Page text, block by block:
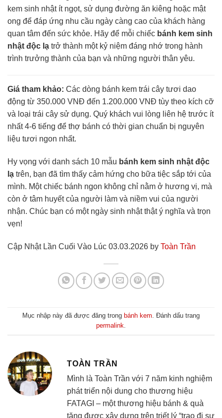
kem sinh nhật ít ngọt, sử dụng đường ăn kiêng hoặc mật
ong để đáp ứng nhu cầu ngày càng cao của khách hàng
quan tâm đến sức khỏe. Hãy để mỗi chiếc bánh kem sinh
nhật độc lạ trở thành một kỷ niệm đáng nhớ trong hành
trình trưởng thành của bạn và những người thân yêu.
Giá tham khảo: Các dòng bánh kem trái cây tươi dao
động từ 350.000 VNĐ đến 1.200.000 VNĐ tùy theo kích cỡ
và loại trái cây sử dụng. Quý khách vui lòng liên hệ trước ít
nhất 4-6 tiếng để thợ bánh có thời gian chuẩn bị nguyên
liệu tươi ngon nhất.
Hy vọng với danh sách 10 mẫu bánh kem sinh nhật độc
lạ trên, bạn đã tìm thấy cảm hứng cho bữa tiệc sắp tới của
mình. Một chiếc bánh ngon không chỉ nằm ở hương vị, mà
còn ở tâm huyết của người làm và niềm vui của người
nhận. Chúc bạn có một ngày sinh nhật thật ý nghĩa và trọn
vẹn!
Cập Nhật Lần Cuối Vào Lúc 03.03.2026 by Toàn Trần
Mục nhập này đã được đăng trong bánh kem. Đánh dấu trang
permalink.
TOÀN TRẦN
Mình là Toàn Trần với 7 năm kinh nghiệm
phát triển nội dung cho thương hiệu
FATAGI – một thương hiệu bánh & quà
tặng được xây dựng trên triết lý “trao đi sự